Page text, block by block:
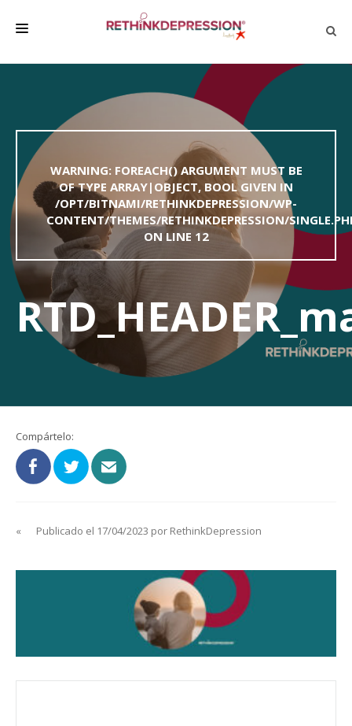
ACERCA DE LA DEPRESIÓN
HABLAR CON LOS DEMÁS
BIENESTAR
FAMILIA Y AMIGOS
EMPRESA
DEPRESSÃO SEM RODEIOS
WARNING: FOREACH() ARGUMENT MUST BE
OF TYPE ARRAY|OBJECT, BOOL GIVEN IN
/OPT/BITNAMI/RETHINKDEPRESSION/WP-
CONTENT/THEMES/RETHINKDEPRESSION/
ON LINE 12
Compártelo:
« Publicado el 17/04/2023 por RethinkDepression